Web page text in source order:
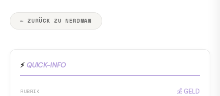
← ZURÜCK ZU NERDMAN
⚡ QUICK-INFO
RUBRIK 💰 GELD